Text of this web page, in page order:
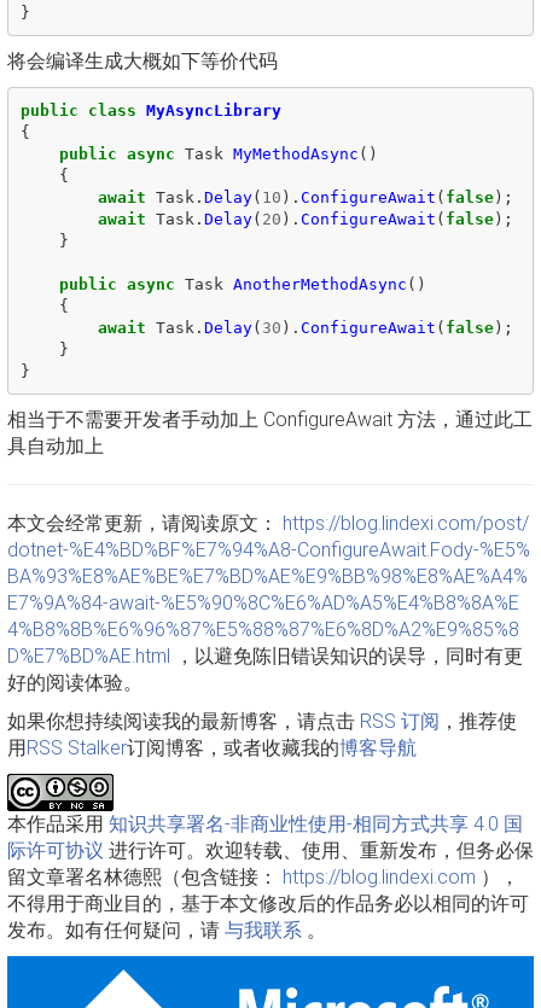
}
将会编译生成大概如下等价代码
public class MyAsyncLibrary
{
public async Task MyMethodAsync ()
{
await Task . Delay( 10 ). ConfigureAwait ( false);
await Task . Delay( 20 ). ConfigureAwait ( false);
}
public async Task AnotherMethodAsync ()
{
await Task . Delay( 30 ). ConfigureAwait ( false);
}
}
相当于不需要开发者手动加上 ConfigureAwait 方法，通过此工
具自动加上
本文会经常更新，请阅读原文： https://blog.lindexi.com/post/
dotnet-%E4%BD%BF%E7%94%A8-ConfigureAwait.Fody-%E5%
BA%93%E8%AE%BE%E7%BD%AE%E9%BB%98%E8%AE%A4%
E7%9A%84-await-%E5%90%8C%E6%AD%A5%E4%B8%8A%E
4%B8%8B%E6%96%87%E5%88%87%E6%8D%A2%E9%85%8
D%E7%BD%AE.html ，以避免陈旧错误知识的误导，同时有更
好的阅读体验。
如果你想持续阅读我的最新博客，请点击 RSS 订阅 ，推荐使
用RSS Stalker订阅博客，或者收藏我的博客导航
本作品采用 知识共享署名-非商业性使用-相同方式共享 4.0 国
际许可协议 进行许可。欢迎转载、使用、重新发布，但务必保
留文章署名林德熙（包含链接： https://blog.lindexi.com ），
不得用于商业目的，基于本文修改后的作品务必以相同的许可
发布。如有任何疑问，请 与我联系 。